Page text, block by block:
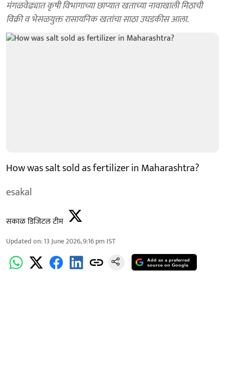
मंगळवेढ्यात कृषी विभागाच्या छाप्यात खताच्या नावाखाली मिठाची
विक्री व भेसळयुक्त रासायनिक खतांचा साठा उघडकीस आला.
How was salt sold as fertilizer in Maharashtra?
esakal
सकाळ डिजिटल टीम
Updated on:13 June 2026, 9:16 pm IST
Add as a preferred
source on Google